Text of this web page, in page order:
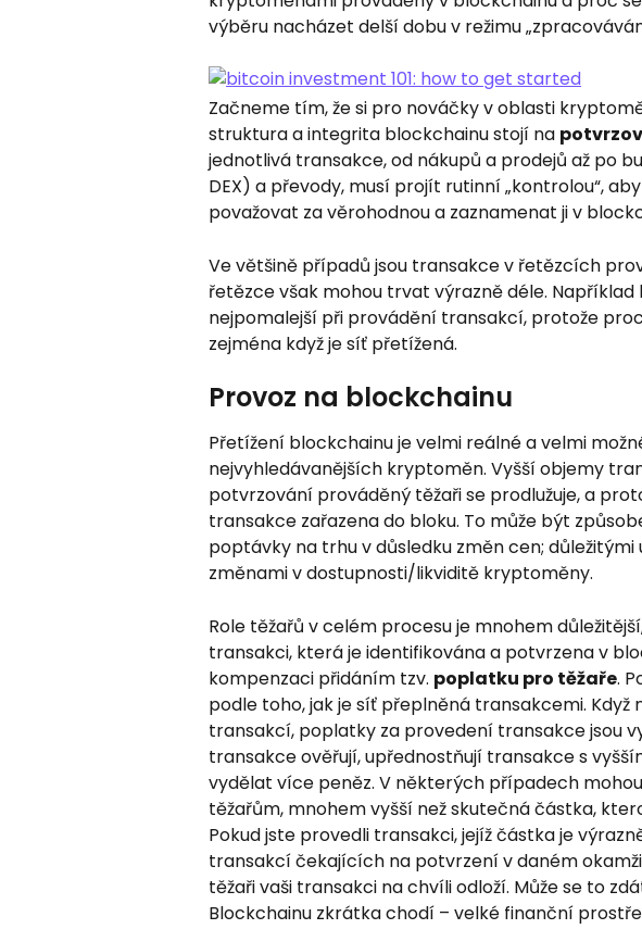
výběru nacházet delší dobu v režimu
Začneme tím, že si pro nováčky v oblasti
struktura a integrita blockchainu stojí na
jednotlivá transakce, od nákupů a prodejů až po
DEX) a převody, musí projít rutinní „kontrolou“,
považovat za věrohodnou a zaznamenat ji v
Ve většině případů jsou transakce v řetězcích
řetězce však mohou trvat výrazně déle.
nejpomalejší při provádění transakcí, protože
zejména když je síť přetížená.
Provoz na blockchainu
Přetížení blockchainu je velmi reálné a velmi
nejvyhledávanějších kryptoměn. Vyšší objemy
potvrzování prováděný těžaři se prodlužuje, a
transakce zařazena do bloku. To může být
poptávky na trhu v důsledku změn cen;
změnami v dostupnosti/likviditě kryptoměny.
Role těžařů v celém procesu je mnohem
transakci, která je identifikována a potvrzena v
kompenzaci přidáním tzv. poplatku pro těžaře.
podle toho, jak je síť přeplněná transakcemi.
transakcí, poplatky za provedení transakce jsou
transakce ověřují, upřednostňují transakce s
vydělat více peněz. V některých případech
těžařům, mnohem vyšší než skutečná částka,
Pokud jste provedli transakci, jejíž částka je
transakcí čekajících na potvrzení v daném
těžaři vaši transakci na chvíli odloží. Může se to
Blockchainu zkrátka chodí – velké finanční